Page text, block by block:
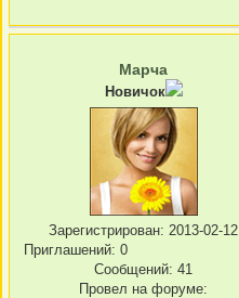
Марча
Новичок
Зарегистрирован: 2013-02-12
Приглашений: 0
Сообщений: 41
Провел на форуме: